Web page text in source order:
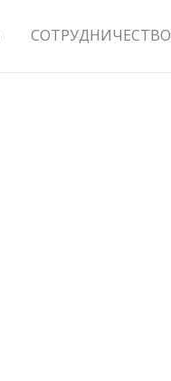
СОТРУДНИЧЕСТВО